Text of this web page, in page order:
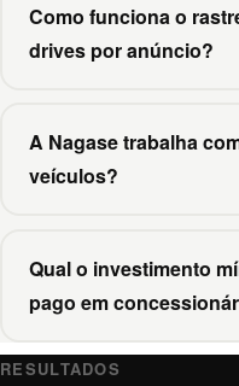
Como funciona o
drives por anúncio?
A Nagase trabalha
veículos?
Qual o investimento
pago em
RESULTADOS